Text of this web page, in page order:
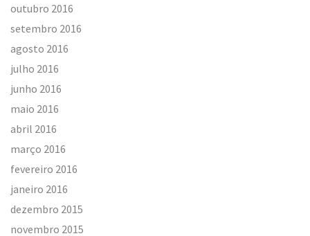
outubro 2016
setembro 2016
agosto 2016
julho 2016
junho 2016
maio 2016
abril 2016
março 2016
fevereiro 2016
janeiro 2016
dezembro 2015
novembro 2015